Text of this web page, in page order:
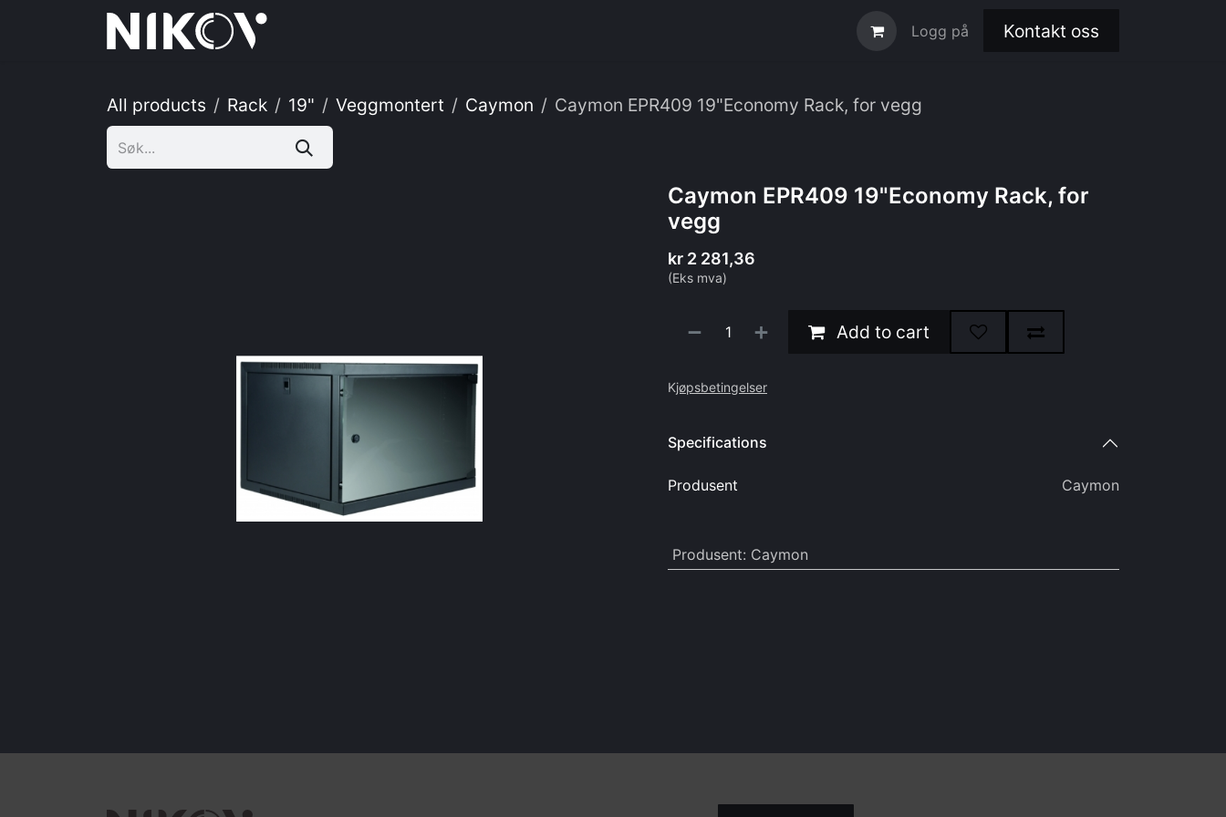
Skip to Content
Logg på Kontakt oss
All products Rack 19" Veggmontert Caymon Caymon EPR409 19"Economy Rack, for vegg
Caymon EPR409 19"Economy Rack, for
vegg
kr 2 281,36
(Eks mva)
Add to cart
Kjøpsbetingelser
Specifications
Produsent Caymon
Produsent: Caymon